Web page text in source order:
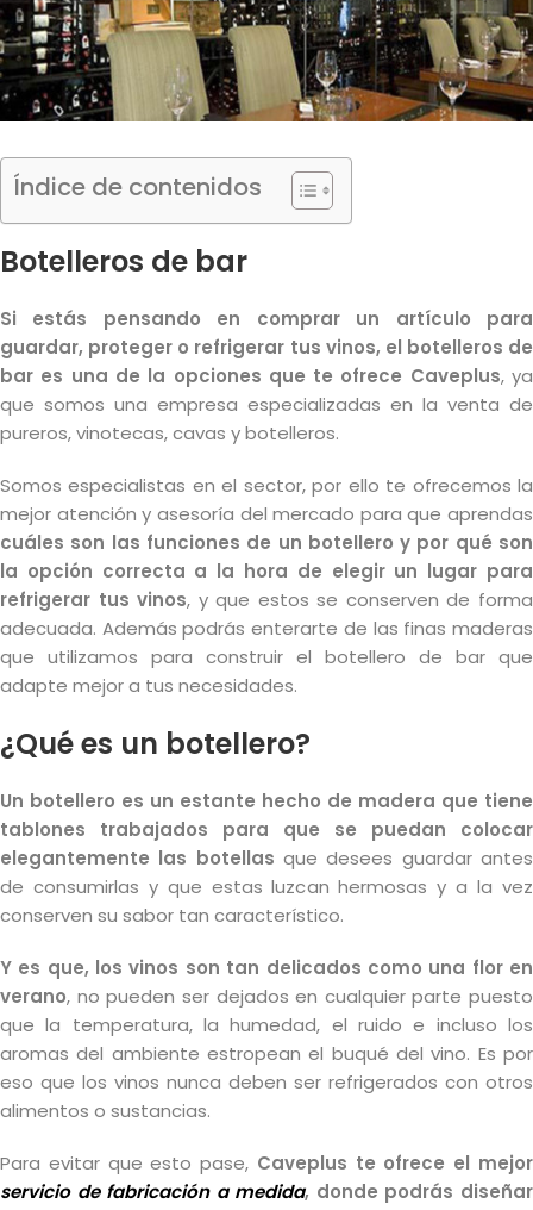
Índice de contenidos
Botelleros de bar
Si estás pensando en comprar un artículo para
guardar, proteger o refrigerar tus vinos, el botelleros de
bar es una de la opciones que te ofrece Caveplus, ya
que somos una empresa especializadas en la venta de
pureros, vinotecas, cavas y botelleros.
Somos especialistas en el sector, por ello te ofrecemos la
mejor atención y asesoría del mercado para que aprendas
cuáles son las funciones de un botellero y por qué son
la opción correcta a la hora de elegir un lugar para
refrigerar tus vinos, y que estos se conserven de forma
adecuada. Además podrás enterarte de las finas maderas
que utilizamos para construir el botellero de bar que
adapte mejor a tus necesidades.
¿Qué es un botellero?
Un botellero es un estante hecho de madera que tiene
tablones trabajados para que se puedan colocar
elegantemente las botellas que desees guardar antes
de consumirlas y que estas luzcan hermosas y a la vez
conserven su sabor tan característico.
Y es que, los vinos son tan delicados como una flor en
verano, no pueden ser dejados en cualquier parte puesto
que la temperatura, la humedad, el ruido e incluso los
aromas del ambiente estropean el buqué del vino. Es por
eso que los vinos nunca deben ser refrigerados con otros
alimentos o sustancias.
Para evitar que esto pase, Caveplus te ofrece el mejor
servicio de fabricación a medida, donde podrás diseñar